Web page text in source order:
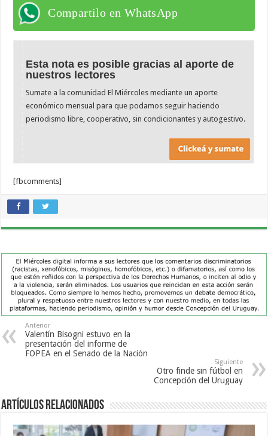
Compartilo en WhatsApp
Esta nota es posible gracias al aporte de
nuestros lectores
Sumate a la comunidad El Miércoles mediante un aporte
económico mensual para que podamos seguir haciendo
periodismo libre, cooperativo, sin condicionantes y autogestivo.
[fbcomments]
Anterior
Valentín Bisogni estuvo en la
presentación del informe de
FOPEA en el Senado de la Nación
Siguiente
Otro finde sin fútbol en
Concepción del Uruguay
Artículos Relacionados